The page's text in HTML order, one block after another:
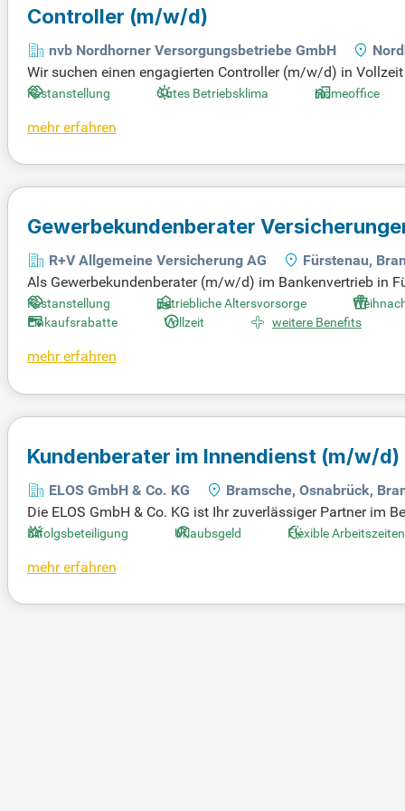
Controller (m/w/d)
nvb Nordhorner Versorgungsbetriebe GmbH
Wir suchen einen engagierten Controller (m/w/d) in
n Sie die kaufmännische Steuerung unserer Energie- und
onen mit umweltfreundlicher Energie und Trinkwasser.
nden Umfeld!
Festanstellung Gutes Betriebsklima Homeoffice
mehr erfahren
Gewerbekundenberater
R+V Allgemeine Versicherung AG
Fürstenau,
Als Gewerbekundenberater (m/w/d) im Bankenvertrieb in
zentrierst du dich auf die Bedürfnisse der gewerblichen
ür, dass Kunden sicher in die Zukunft blicken können.
wie beispielsweise als Versicherungsfachmann, ist
Festanstellung Betriebliche Altersvorsorge
Einkaufsrabatte
Vollzeit weitere Benefits
mehr erfahren
Kundenberater im Innendienst (m/w/d)
ELOS GmbH & Co. KG
Bramsche, Osnabrück,
Die ELOS GmbH & Co. KG ist Ihr zuverlässiger Partner im
sch- und Reinigungstüchern bis hin zu innovativen
suchen Sie Step Stone, um mehr über Stellenangebote
Erfolgsbeteiligung Urlaubsgeld Flexible Arbeitszeiten
mehr erfahren